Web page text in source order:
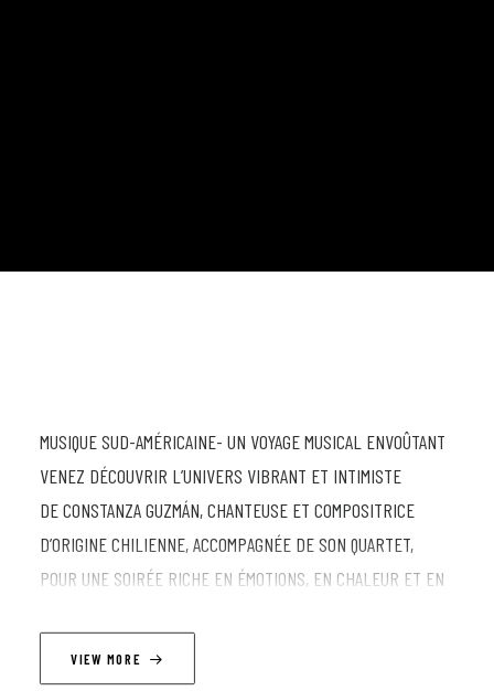
MUSIQUE SUD-AMÉRICAINE- UN VOYAGE MUSICAL ENVOÛTANT
VENEZ DÉCOUVRIR L’UNIVERS VIBRANT ET INTIMISTE
DE CONSTANZA GUZMÁN, CHANTEUSE ET COMPOSITRICE
D’ORIGINE CHILIENNE, ACCOMPAGNÉE DE SON QUARTET,
POUR UNE SOIRÉE RICHE EN ÉMOTIONS, EN CHALEUR ET EN
BELGIQUE, MÊLE JAZZ, MUSIQUE FOLKLORIQUE SUD-
VIEW MORE